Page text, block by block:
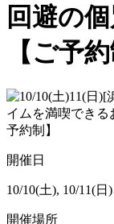
回避の
【ご予約
開催日
10/10(土), 10/11(日)
開催場所